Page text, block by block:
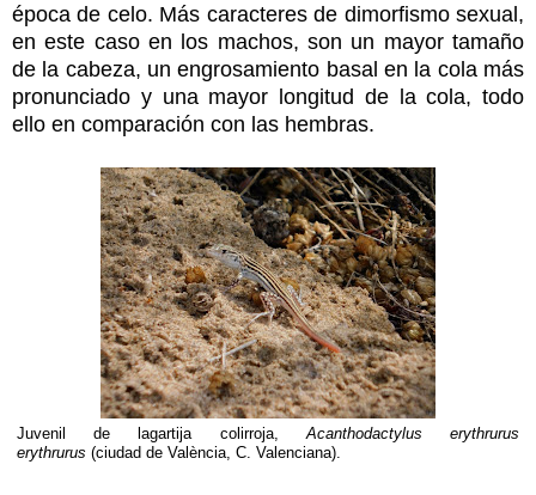
época de celo. Más caracteres de dimorfismo sexual,
en este caso en los machos, son un mayor tamaño
de la cabeza, un engrosamiento basal en la cola más
pronunciado y una mayor longitud de la cola, todo
ello en comparación con las hembras.
Juvenil de lagartija colirroja, Acanthodactylus erythrurus
erythrurus (ciudad de València, C. Valenciana).